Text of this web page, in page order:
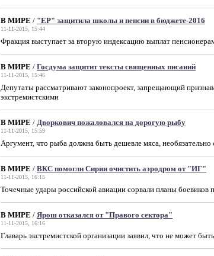
В МИРЕ / "ЕР" защитила школы и пенсии в бюджете-2016
11-11-2015, 15:44
Фракция выступает за вторую индексацию выплат
В МИРЕ / Госдума защитит тексты священных писаний
11-11-2015, 15:46
Депутаты рассматривают законопроект, запрещающий
экстремистскими
В МИРЕ / Дворкович пожаловался на дорогую рыбу
11-11-2015, 15:59
Аргумент, что рыба должна быть дешевле мяса, необязательно
В МИРЕ / ВКС помогли Сирии очистить аэродром от "ИГ"
11-11-2015, 16:15
Точечные удары российской авиации сорвали планы боевиков
В МИРЕ / Ярош отказался от "Правого сектора"
11-11-2015, 16:16
Главарь экстремистской организации заявил, что не может